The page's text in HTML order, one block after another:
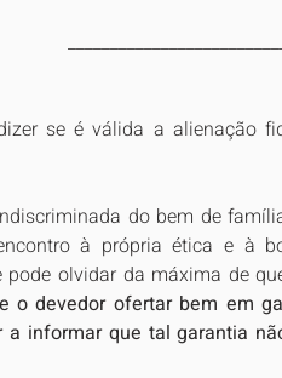
se é válida a alienação
do bem de
à própria ética e à
pode olvidar da máxima de
o devedor ofertar bem em
a informar que tal garantia